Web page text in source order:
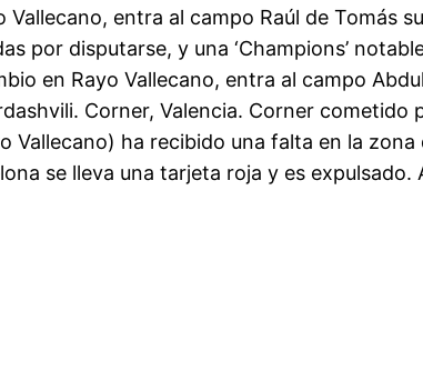
Vallecano, entra al campo Raúl de Tomás
por disputarse, y una ‘Champions’
en Rayo Vallecano, entra al campo
Corner, Valencia. Corner
Vallecano) ha recibido una falta en la
se lleva una tarjeta roja y es